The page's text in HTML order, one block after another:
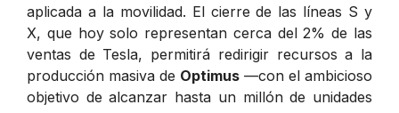
aplicada a la movilidad. El cierre de las líneas S y
X, que hoy solo representan cerca del 2% de las
ventas de Tesla, permitirá redirigir recursos a la
producción masiva de Optimus —con el ambicioso
objetivo de alcanzar hasta un millón de unidades